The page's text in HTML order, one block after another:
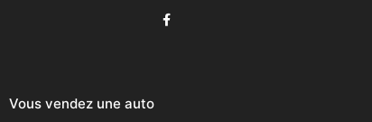
Vous vendez une auto